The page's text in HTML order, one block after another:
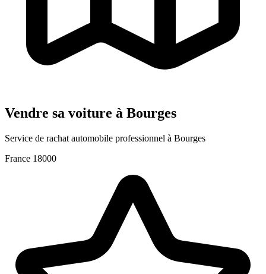
Vendre sa voiture à Bourges
Service de rachat automobile professionnel à Bourges
France 18000